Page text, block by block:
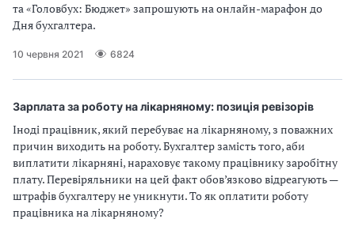
та «Головбух: Бюджет» запрошують на онлайн-марафон до
Дня бухгалтера.
10 червня 2021 6824
Зарплата за роботу на лікарняному: позиція ревізорів
Іноді працівник, який перебуває на лікарняному, з поважних
причин виходить на роботу. Бухгалтер замість того, аби
виплатити лікарняні, нараховує такому працівнику заробітну
плату. Перевіряльники на цей факт обов’язково відреагують —
штрафів бухгалтеру не уникнути. То як оплатити роботу
працівника на лікарняному?